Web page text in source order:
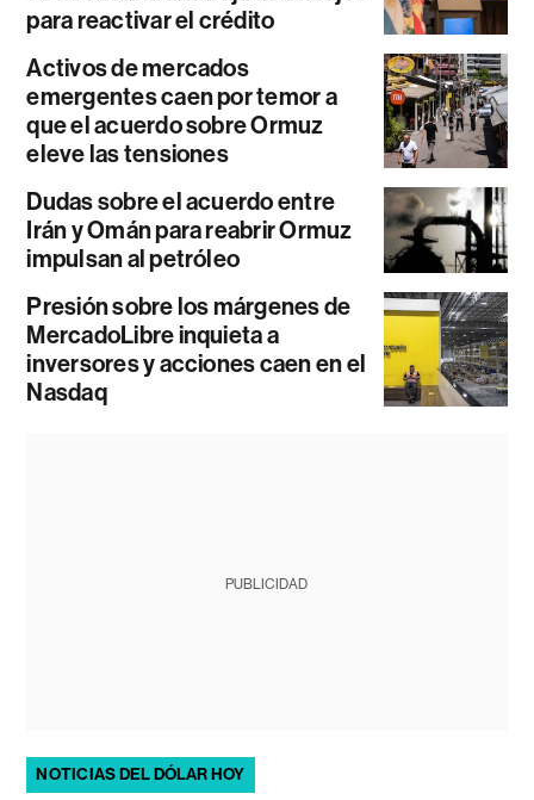
para reactivar el crédito
Activos de mercados
emergentes caen por temor a
que el acuerdo sobre Ormuz
eleve las tensiones
Dudas sobre el acuerdo entre
Irán y Omán para reabrir Ormuz
impulsan al petróleo
Presión sobre los márgenes de
MercadoLibre inquieta a
inversores y acciones caen en el
Nasdaq
PUBLICIDAD
NOTICIAS DEL DÓLAR HOY